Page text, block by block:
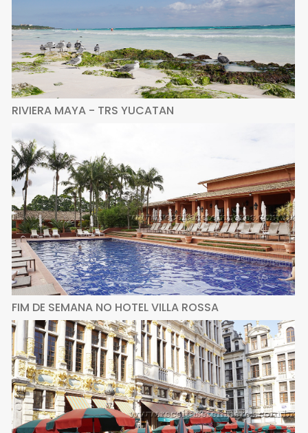
RIVIERA MAYA - TRS YUCATAN
FIM DE SEMANA NO HOTEL VILLA ROSSA